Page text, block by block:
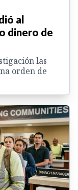
al
dinero de
las
orden de